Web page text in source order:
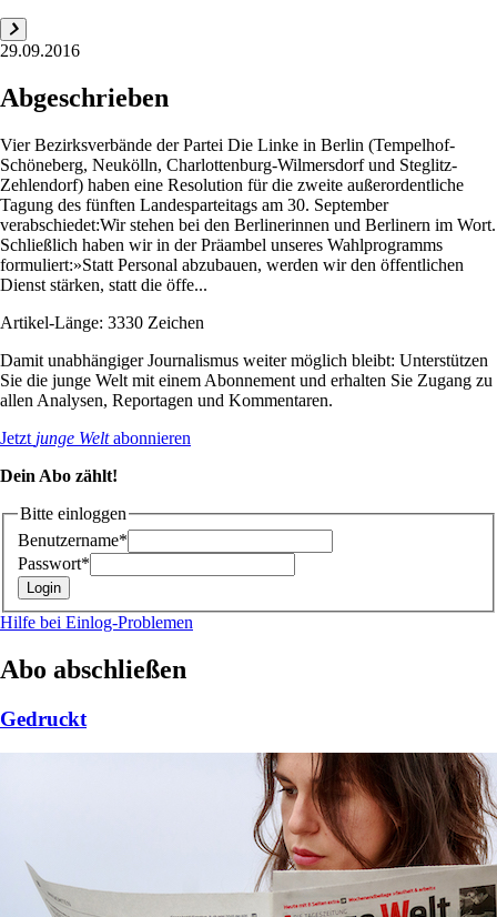
29.09.2016
Abgeschrieben
Vier Bezirksverbände der Partei Die Linke in Berlin (Tempelhof-
Schöneberg, Neukölln, Charlottenburg-Wilmersdorf und Steglitz-
Zehlendorf) haben eine Resolution für die zweite außerordentliche
Tagung des fünften Landesparteitags am 30. September
verabschiedet:Wir stehen bei den Berlinerinnen und Berlinern im Wort.
Schließlich haben wir in der Präambel unseres Wahlprogramms
formuliert:»Statt Personal abzubauen, werden wir den öffentlichen
Dienst stärken, statt die öffe...
Artikel-Länge: 3330 Zeichen
Damit unabhängiger Journalismus weiter möglich bleibt: Unterstützen
Sie die junge Welt mit einem Abonnement und erhalten Sie Zugang zu
allen Analysen, Reportagen und Kommentaren.
Jetzt junge Weltabonnieren
Dein Abo zählt!
Bitte einloggen
Benutzername*
Passwort*
Hilfe bei Einlog-Problemen
Abo abschließen
Gedruckt